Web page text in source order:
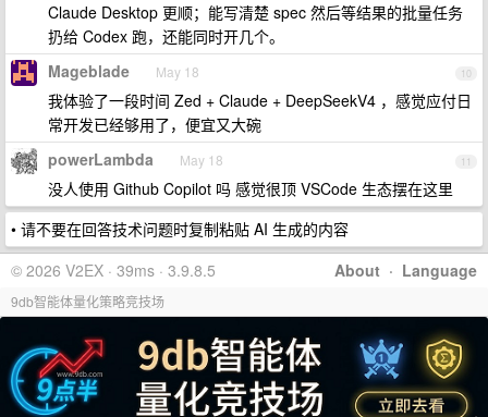
Claude Desktop 更顺；能写清楚 spec 然后等结果的批量任务
扔给 Codex 跑，还能同时开几个。
10
Mageblade May 18
我体验了一段时间 Zed + Claude + DeepSeekV4 ，感觉应付日
常开发已经够用了，便宜又大碗
11
powerLambda May 18
没人使用 Github Copilot 吗 感觉很顶 VSCode 生态摆在这里
• 请不要在回答技术问题时复制粘贴 AI 生成的内容
About · Language
© 2026 V2EX · 39ms · 3.9.8.5
9db智能体量化策略竞技场